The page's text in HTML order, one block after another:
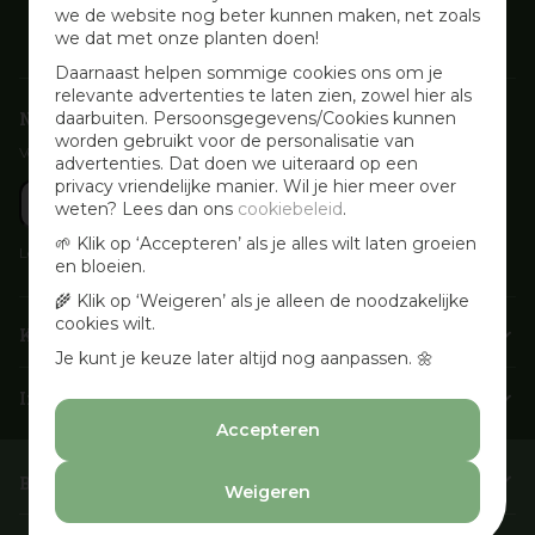
we de website nog beter kunnen maken, net zoals
we dat met onze planten doen!
Daarnaast helpen sommige cookies ons om je
relevante advertenties te laten zien, zowel hier als
daarbuiten. Persoonsgegevens/Cookies kunnen
worden gebruikt voor de personalisatie van
advertenties. Dat doen we uiteraard op een
privacy vriendelijke manier. Wil je hier meer over
weten? Lees dan ons cookiebeleid.
🌱 Klik op ‘Accepteren’ als je alles wilt laten groeien
en bloeien.
🌾 Klik op ‘Weigeren’ als je alleen de noodzakelijke
cookies wilt.
Je kunt je keuze later altijd nog aanpassen. 🌼
Accepteren
Weigeren
Nieuwsbrief aanmelden
Voor wekelijkse aanbiedingen, activiteiten en inspirerende tips
Lees onzePrivacyverklaring
Klantenservice
Info & openingstijden